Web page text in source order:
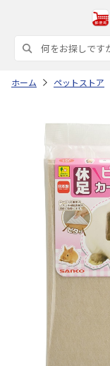
ホーム ペットストア